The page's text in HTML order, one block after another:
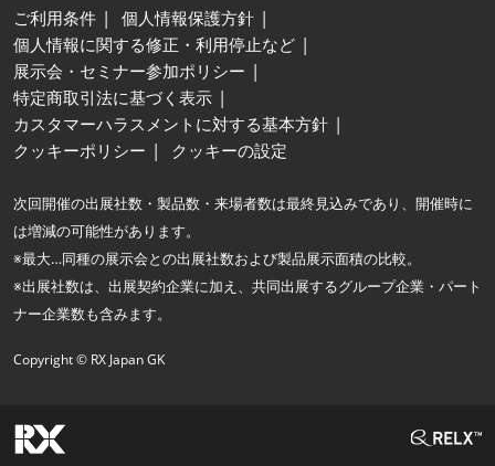
ご利用条件
個人情報保護方針
個人情報に関する修正・利用停止など
展示会・セミナー参加ポリシー
特定商取引法に基づく表示
カスタマーハラスメントに対する基本方針
クッキーポリシー
クッキーの設定
次回開催の出展社数・製品数・来場者数は最終見込みであり、開催時に
は増減の可能性があります。
※最大…同種の展示会との出展社数および製品展示面積の比較。
※出展社数は、出展契約企業に加え、共同出展するグループ企業・パート
ナー企業数も含みます。
Copyright © RX Japan GK